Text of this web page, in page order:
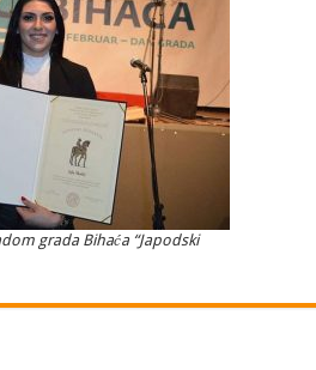
grada Bihaća “Japodski